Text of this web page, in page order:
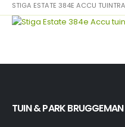
STIGA ESTATE 384E ACCU
TUIN & PARK BRUGGEMAN